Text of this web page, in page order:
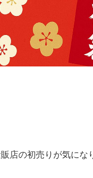
店の初売りが気にな